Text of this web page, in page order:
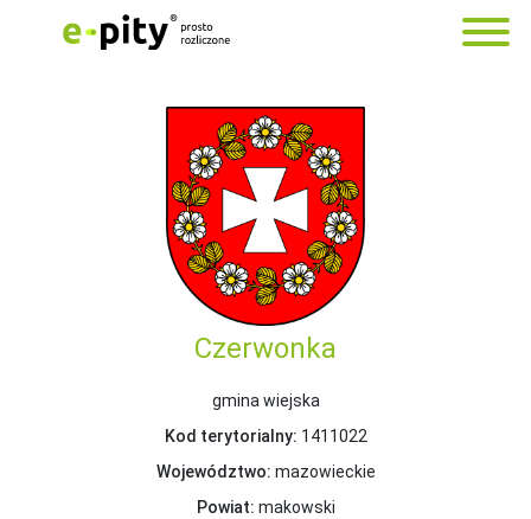
Czerwonka
gmina wiejska
Kod terytorialny: 1411022
Województwo: mazowieckie
Powiat: makowski